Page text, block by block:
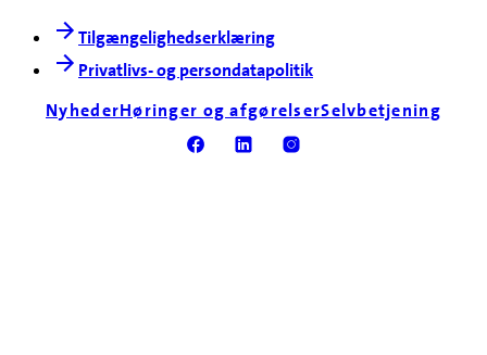
Tilgængelighedserklæring
Privatlivs- og persondatapolitik
NyhederHøringer og afgørelserSelvbetjening